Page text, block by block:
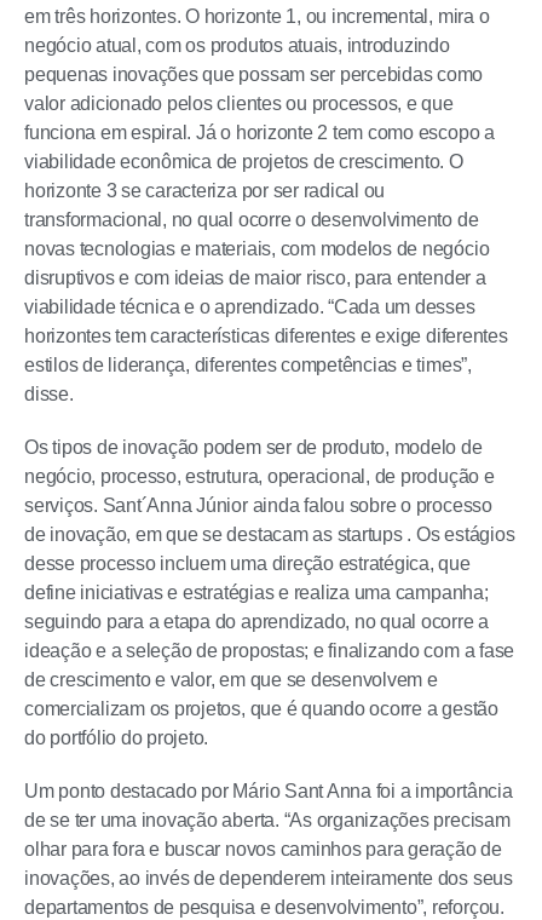
em três horizontes. O horizonte 1, ou incremental, mira o
negócio atual, com os produtos atuais, introduzindo
pequenas inovações que possam ser percebidas como
valor adicionado pelos clientes ou processos, e que
funciona em espiral. Já o horizonte 2 tem como escopo a
viabilidade econômica de projetos de crescimento. O
horizonte 3 se caracteriza por ser radical ou
transformacional, no qual ocorre o desenvolvimento de
novas tecnologias e materiais, com modelos de negócio
disruptivos e com ideias de maior risco, para entender a
viabilidade técnica e o aprendizado. “Cada um desses
horizontes tem características diferentes e exige diferentes
estilos de liderança, diferentes competências e times”,
disse.
Os tipos de inovação podem ser de produto, modelo de
negócio, processo, estrutura, operacional, de produção e
serviços. Sant´Anna Júnior ainda falou sobre o processo
de inovação, em que se destacam as startups . Os estágios
desse processo incluem uma direção estratégica, que
define iniciativas e estratégias e realiza uma campanha;
seguindo para a etapa do aprendizado, no qual ocorre a
ideação e a seleção de propostas; e finalizando com a fase
de crescimento e valor, em que se desenvolvem e
comercializam os projetos, que é quando ocorre a gestão
do portfólio do projeto.
Um ponto destacado por Mário Sant Anna foi a importância
de se ter uma inovação aberta. “As organizações precisam
olhar para fora e buscar novos caminhos para geração de
inovações, ao invés de dependerem inteiramente dos seus
departamentos de pesquisa e desenvolvimento”, reforçou.